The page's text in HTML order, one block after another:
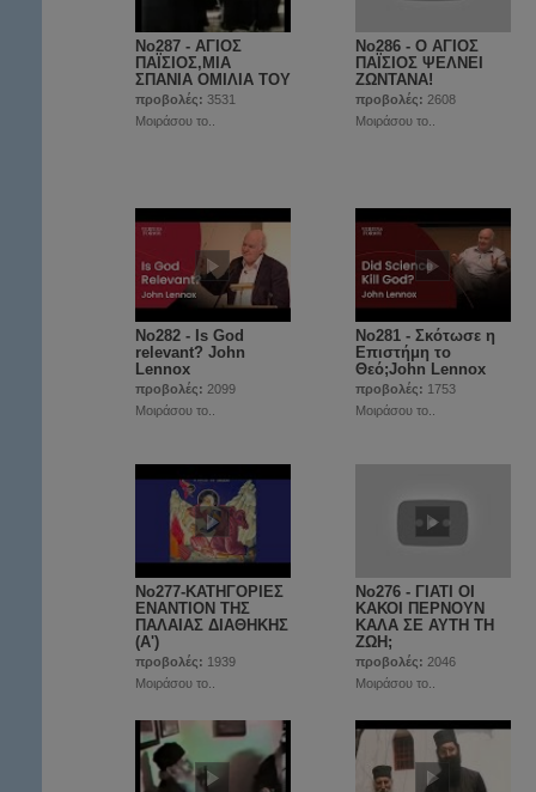
No287 - ΑΓΙΟΣ
ΠΑΪΣΙΟΣ,ΜΙΑ
ΣΠΑΝΙΑ ΟΜΙΛΙΑ ΤΟΥ
προβολές: 3531
Μοιράσου το..
No286 - Ο ΑΓΙΟΣ
ΠΑΪΣΙΟΣ ΨΕΛΝΕΙ
ΖΩΝΤΑΝΑ!
προβολές: 2608
Μοιράσου το..
No282 - Is God
relevant? John
Lennox
προβολές: 2099
Μοιράσου το..
No281 - Σκότωσε η
Επιστήμη το
Θεό;John Lennox
προβολές: 1753
Μοιράσου το..
No277-ΚΑΤΗΓΟΡΙΕΣ
ΕΝΑΝΤΙΟΝ ΤΗΣ
ΠΑΛΑΙΑΣ ΔΙΑΘΗΚΗΣ
(Α')
προβολές: 1939
Μοιράσου το..
No276 - ΓΙΑΤΙ ΟΙ
ΚΑΚΟΙ ΠΕΡΝΟΥΝ
ΚΑΛΑ ΣΕ ΑΥΤΗ ΤΗ
ΖΩΗ;
προβολές: 2046
Μοιράσου το..